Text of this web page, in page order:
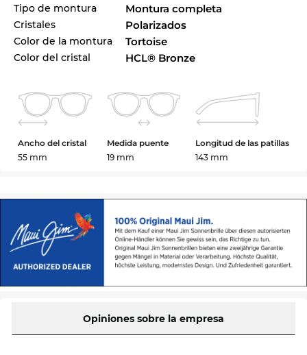
Tipo de montura Montura completa
Cristales Polarizados
Color de la montura Tortoise
Color del cristal HCL® Bronze
Ancho del cristal
55 mm
Medida puente
19 mm
Longitud de las patillas
143 mm
Opiniones sobre la empresa